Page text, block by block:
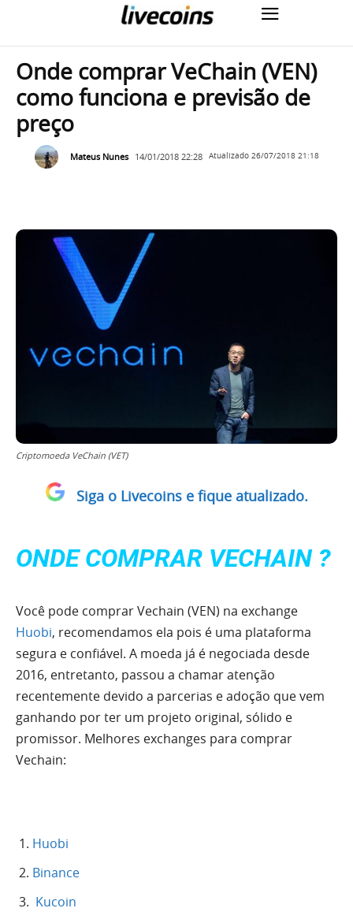
Onde comprar VeChain (VEN)
como funciona e previsão de
preço
Mateus Nunes 14/01/2018 22:28 Atualizado 26/07/2018 21:18
Criptomoeda VeChain (VET)
Siga o Livecoins e fique atualizado.
ONDE COMPRAR VECHAIN ?
Você pode comprar Vechain (VEN) na exchange
Huobi, recomendamos ela pois é uma plataforma
segura e confiável. A moeda já é negociada desde
2016, entretanto, passou a chamar atenção
recentemente devido a parcerias e adoção que vem
ganhando por ter um projeto original, sólido e
promissor. Melhores exchanges para comprar
Vechain:
Huobi
Binance
Kucoin